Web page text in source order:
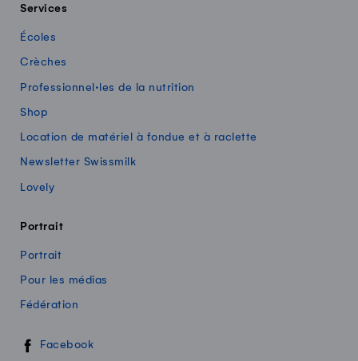
Services
Écoles
Crèches
Professionnel·les de la nutrition
Shop
Location de matériel à fondue et à raclette
Newsletter Swissmilk
Lovely
Portrait
Portrait
Pour les médias
Fédération
Swissmilk sur les réseaux sociaux
Facebook